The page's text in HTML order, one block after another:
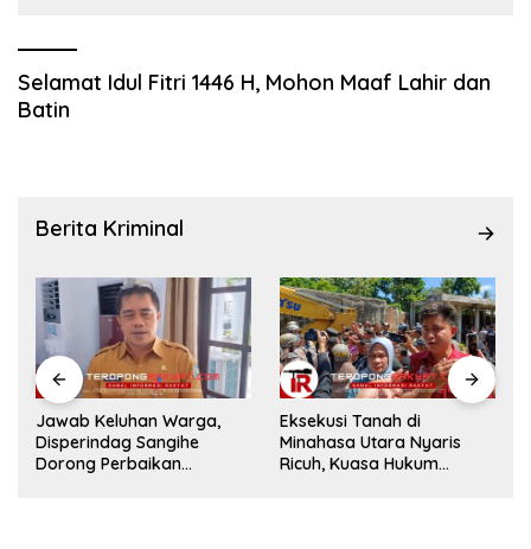
Selamat Idul Fitri 1446 H, Mohon Maaf Lahir dan
Batin
Berita Kriminal
Jawab Keluhan Warga,
Disperindag Sangihe
Dorong Perbaikan
Eksekusi Tanah di
Minahasa Utara Nyaris
Ricuh, Kuasa Hukum